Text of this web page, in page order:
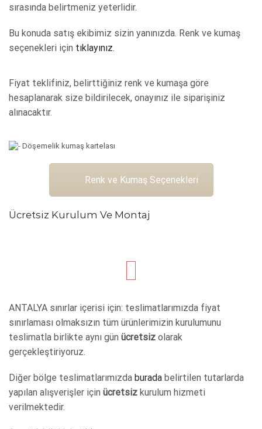
sırasında belirtmeniz yeterlidir.
Bu konuda satış ekibimiz sizin yanınızda. Renk ve kumaş
seçenekleri için tıklayınız.
Fiyat teklifiniz, belirttiğiniz renk ve kumaşa göre
hesaplanarak size bildirilecek, onayınız ile siparişiniz
alınacaktır.
Renk ve Kumaş Seçenekleri
Ücretsiz Kurulum Ve Montaj
ANTALYA sınırlar içerisi için: teslimatlarımızda fiyat
sınırlaması olmaksızın tüm ürünlerimizin kurulumunu
teslimatla birlikte aynı gün ücretsiz olarak
gerçekleştiriyoruz.
Diğer bölge teslimatlarımızda burada belirtilen tutarlarda
yapılan alışverişler için ücretsiz kurulum hizmeti
verilmektedir.